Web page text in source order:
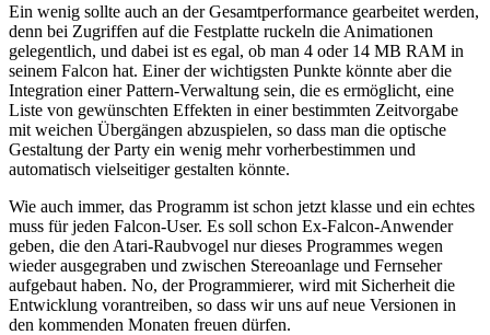
Ein wenig sollte auch an der Gesamtperformance gearbeitet werden,
denn bei Zugriffen auf die Festplatte ruckeln die Animationen
gelegentlich, und dabei ist es egal, ob man 4 oder 14 MB RAM in
seinem Falcon hat. Einer der wichtigsten Punkte könnte aber die
Integration einer Pattern-Verwaltung sein, die es ermöglicht, eine
Liste von gewünschten Effekten in einer bestimmten Zeitvorgabe
mit weichen Übergängen abzuspielen, so dass man die optische
Gestaltung der Party ein wenig mehr vorherbestimmen und
automatisch vielseitiger gestalten könnte.
Wie auch immer, das Programm ist schon jetzt klasse und ein echtes
muss für jeden Falcon-User. Es soll schon Ex-Falcon-Anwender
geben, die den Atari-Raubvogel nur dieses Programmes wegen
wieder ausgegraben und zwischen Stereoanlage und Fernseher
aufgebaut haben. No, der Programmierer, wird mit Sicherheit die
Entwicklung vorantreiben, so dass wir uns auf neue Versionen in
den kommenden Monaten freuen dürfen.